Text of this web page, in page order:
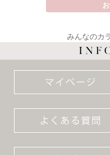
みんなのカ